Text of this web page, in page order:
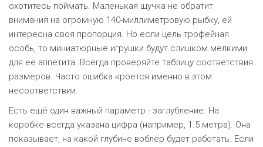
охотитесь поймать. Маленькая щучка не обратит
внимания на огромную 140-миллиметровую рыбку, ей
интересна своя пропорция. Но если цель трофейная
особь, то миниатюрные игрушки будут слишком мелкими
для её аппетита. Всегда проверяйте таблицу соответствия
размеров. Часто ошибка кроется именно в этом
несоответствии.
Есть ещё один важный параметр - заглубление. На
коробке всегда указана цифра (например, 1.5 метра). Она
показывает, на какой глубине воблер будет работать. Если